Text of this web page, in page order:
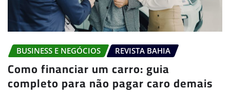
BUSINESS E NEGÓCIOS REVISTA BAHIA
Como financiar um carro: guia
completo para não pagar caro demais